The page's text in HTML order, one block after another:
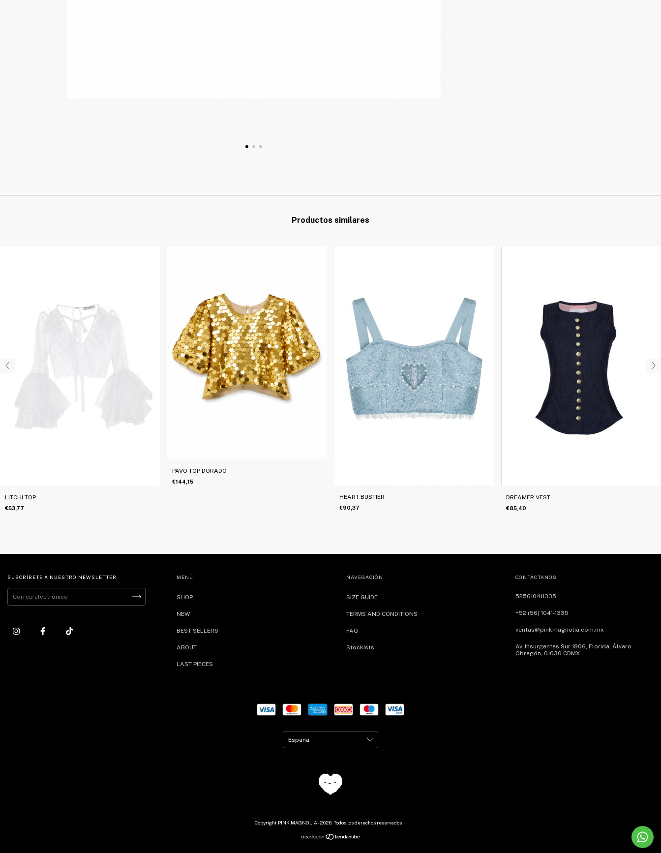
Productos similares
LITCHI TOP
€53,77
PAVO TOP DORADO
€144,15
HEART BUSTIER
€90,37
DREAMER VEST
€85,40
SUSCRÍBETE A NUESTRO NEWSLETTER MENÚ
SHOP
NEW
BEST SELLERS
ABOUT
LAST PIECES
NAVEGACIÓN
SIZE GUIDE
TERMS AND CONDITIONS
FAQ
Stockists
CONTÁCTANOS
525610411335
+52 (56) 1041-1335
ventas@pinkmagnolia.com.mx
Av. Insurgentes Sur 1806, Florida, Álvaro
Obregón, 01030 CDMX
Copyright PINK MAGNOLIA - 2026. Todos los derechos reservados.